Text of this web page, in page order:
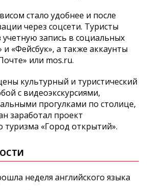
стало удобнее и после
через соцсети. Туристы
учетную запись в социальных
и «Фейсбук», а также аккаунты
или mos.ru.
культурный и туристический
с видеоэкскурсиями,
прогулками по столице,
заработал проект
туризма «Город открытий».
неделя английского языка